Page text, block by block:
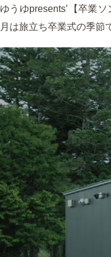
ゆうゆpresents’【卒業
月は旅立ち卒業式の季節